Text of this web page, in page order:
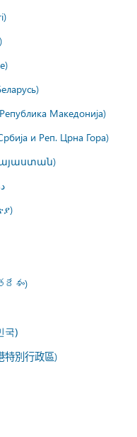
Македонија)
и Реп. Црна Гора)
국)
特別行政區)